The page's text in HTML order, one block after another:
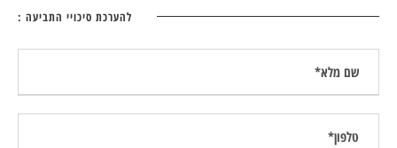
להערכת סיכויי התביעה :